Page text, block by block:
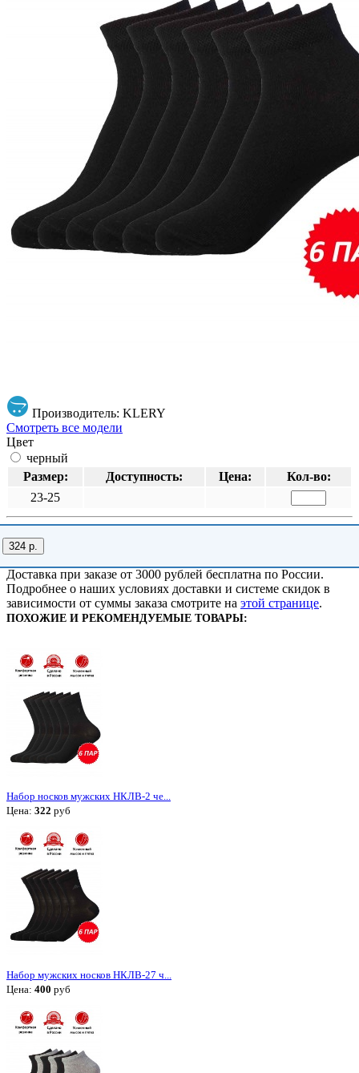
Производитель: KLERY
Смотреть все модели
Цвет
черный
Размер:
Доступность: Цена:
Кол-во:
23-25
324 р.
Доставка при заказе от 3000 рублей бесплатна по России.
Подробнее о наших условиях доставки и системе скидок в
зависимости от суммы заказа смотрите на этой странице.
ПОХОЖИЕ И РЕКОМЕНДУЕМЫЕ ТОВАРЫ:
Набор носков мужских НКЛВ-2 че...
Цена: 322 руб
Набор мужских носков НКЛВ-27 ч...
Цена: 400 руб